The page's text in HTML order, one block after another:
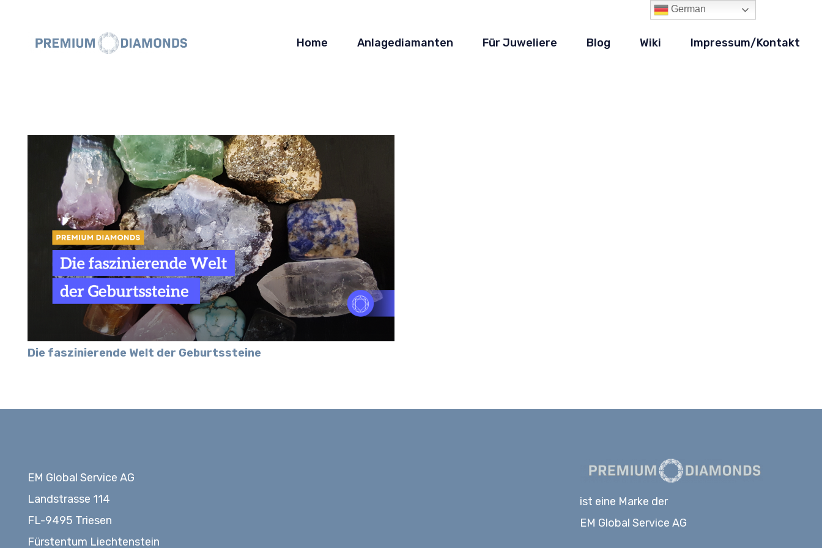
Home Anlagediamanten Für Juweliere Blog Wiki Impressum/Kontakt
Die faszinierende Welt der Geburtssteine
EM Global Service AG
Landstrasse 114
FL-9495 Triesen
Fürstentum Liechtenstein
ist eine Marke der
EM Global Service AG
German